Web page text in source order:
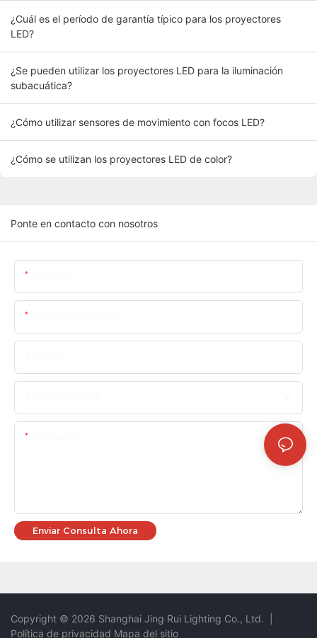
¿Cuál es el período de garantía típico para los proyectores
LED?
¿Se pueden utilizar los proyectores LED para la iluminación
subacuática?
¿Cómo utilizar sensores de movimiento con focos LED?
¿Cómo se utilizan los proyectores LED de color?
Ponte en contacto con nosotros
Enviar Consulta Ahora
Copyright © 2026 Shanghai Jing Rui Lighting Co., Ltd.
Política de privacidad Mapa del sitio